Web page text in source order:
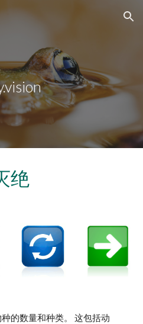
Skip to navigation
绝
的数量和种类。 这包括动